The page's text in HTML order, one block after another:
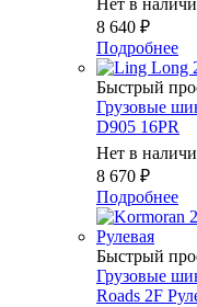
Нет в
8 640 ₽
Подробнее
Быстрый
Грузовые
D905 16PR
Нет в
8 670 ₽
Подробнее
Быстрый
Грузовые
Roads 2F